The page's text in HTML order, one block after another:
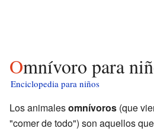
Omnívoro para
Enciclopedia para niños
Los animalesomnívoros (que
"comer de todo") son aquellos